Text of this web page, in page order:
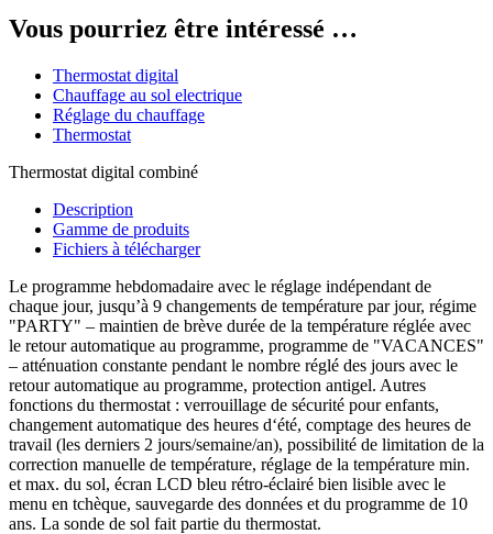
Vous pourriez être intéressé …
Thermostat digital
Chauffage au sol electrique
Réglage du chauffage
Thermostat
Thermostat digital combiné
Description
Gamme de produits
Fichiers à télécharger
Le programme hebdomadaire avec le réglage indépendant de
chaque jour, jusqu’à 9 changements de température par jour, régime
"PARTY" – maintien de brève durée de la température réglée avec
le retour automatique au programme, programme de "VACANCES"
– atténuation constante pendant le nombre réglé des jours avec le
retour automatique au programme, protection antigel. Autres
fonctions du thermostat : verrouillage de sécurité pour enfants,
changement automatique des heures d‘été, comptage des heures de
travail (les derniers 2 jours/semaine/an), possibilité de limitation de la
correction manuelle de température, réglage de la température min.
et max. du sol, écran LCD bleu rétro-éclairé bien lisible avec le
menu en tchèque, sauvegarde des données et du programme de 10
ans. La sonde de sol fait partie du thermostat.